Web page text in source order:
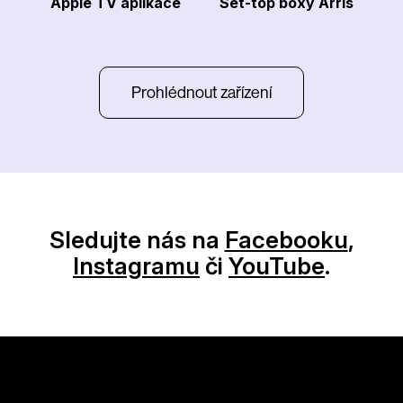
Prohlédnout zařízení
Sledujte nás na Facebooku,
Instagramu či YouTube.